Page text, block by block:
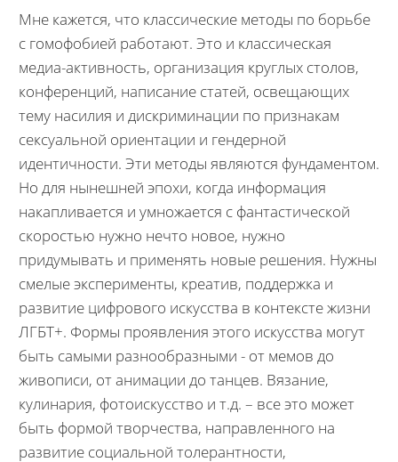
Мне кажется, что классические методы по борьбе
с гомофобией работают. Это и классическая
медиа-активность, организация круглых столов,
конференций, написание статей, освещающих
тему насилия и дискриминации по признакам
сексуальной ориентации и гендерной
идентичности. Эти методы являются фундаментом.
Но для нынешней эпохи, когда информация
накапливается и умножается с фантастической
скоростью нужно нечто новое, нужно
придумывать и применять новые решения. Нужны
смелые эксперименты, креатив, поддержка и
развитие цифрового искусства в контексте жизни
ЛГБТ+. Формы проявления этого искусства могут
быть самыми разнообразными - от мемов до
живописи, от анимации до танцев. Вязание,
кулинария, фотоискусство и т.д. – все это может
быть формой творчества, направленного на
развитие социальной толерантности,